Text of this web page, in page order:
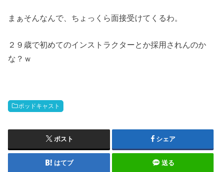
まぁそんなんで、ちょっくら面接受けてくるわ。
２９歳で初めてのインストラクターとか採用されんのか
な？ｗ
ポッドキャスト
ポスト シェア
はてブ 送る